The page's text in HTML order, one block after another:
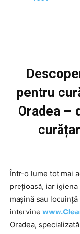
pentru
Oradea –
Într-o lume tot mai
prețioasă, iar
mașină sau
intervine
Oradea,